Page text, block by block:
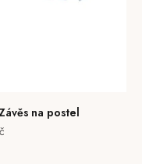
na postel